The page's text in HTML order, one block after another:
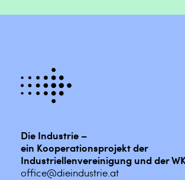
Die Industrie –
ein Kooperationsprojekt der
Industriellenvereinigung und der
office@dieindustrie.at